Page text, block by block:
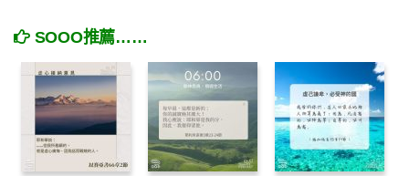
SOOO推薦……